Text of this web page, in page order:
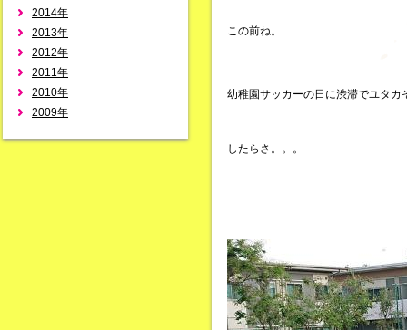
2014年
2013年
2012年
2011年
2010年
2009年
この前ね。
幼稚園サッカーの日に渋滞でユタカ
したらさ。。。